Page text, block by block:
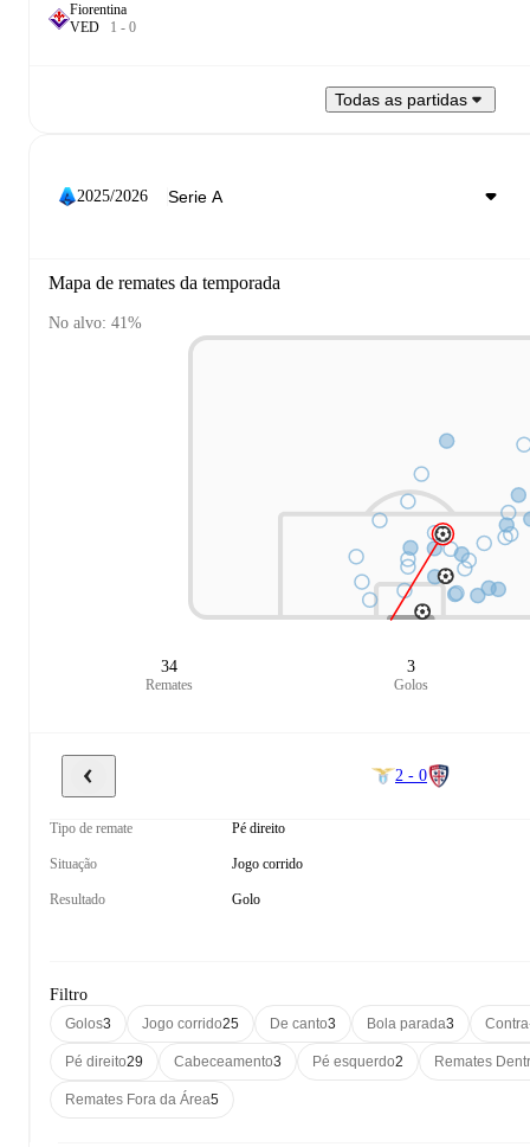
Fiorentina
VED 1 - 0
Todas as partidas
2025/2026
Mapa de remates da temporada
No alvo: 41%
34
Remates
3
Golos
2 - 0
Tipo de remate Pé direito
Situação Jogo corrido
Resultado Golo
Filtro
Golos3 Jogo corrido25 De canto3 Bola parada3
Pé direito29 Cabeceamento3 Pé esquerdo2 Remates
Remates Fora da Área5